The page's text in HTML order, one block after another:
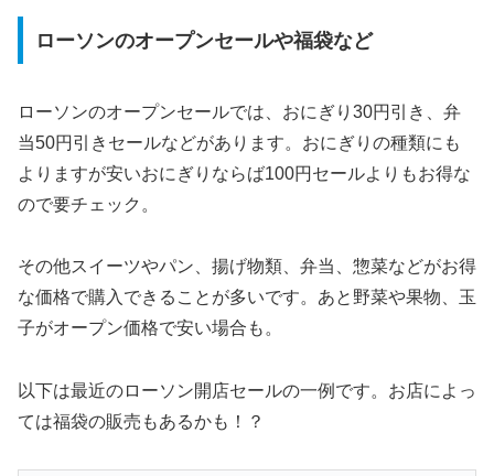
ローソンのオープンセールや福袋など
ローソンのオープンセールでは、おにぎり30円引き、弁
当50円引きセールなどがあります。おにぎりの種類にも
よりますが安いおにぎりならば100円セールよりもお得な
ので要チェック。
その他スイーツやパン、揚げ物類、弁当、惣菜などがお得
な価格で購入できることが多いです。あと野菜や果物、玉
子がオープン価格で安い場合も。
以下は最近のローソン開店セールの一例です。お店によっ
ては福袋の販売もあるかも！？